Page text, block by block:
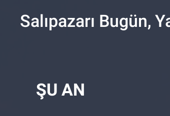
Salıpazarı Bugün,
ŞU AN